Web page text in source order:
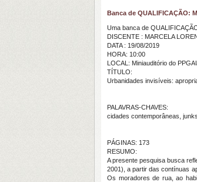
Banca de QUALIFICAÇÃO:
Uma banca de
DISCENTE : MARCELA
DATA : 19/08/2019
HORA: 10:00
LOCAL: Miniauditório do
TÍTULO:
Urbanidades invisíveis:
PALAVRAS-CHAVES:
cidades contemporâneas,
PÁGINAS: 173
RESUMO:
A presente pesquisa busca
2001), a partir das contínuas
Os moradores de rua, ao